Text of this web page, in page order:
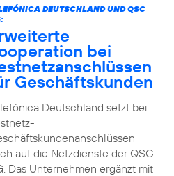
DEUTSCHLAND UND QSC
bei
Geschäftskunden
Deutschland setzt bei
auf die Netzdienste der QSC
Das Unternehmen ergänzt mit